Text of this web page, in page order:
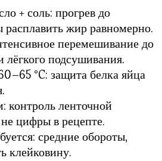
+ соль: прогрев до
расплавить жир равномерно.
перемешивание до
лёгкого подсушивания.
°C: защита белка яйца
контроль ленточной
цифры в рецепте.
средние обороты,
клейковину.